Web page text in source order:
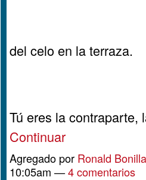
del celo en la terraza.
Tú eres la
Continuar
Agregado por Ronald
10:05am —4 comentarios